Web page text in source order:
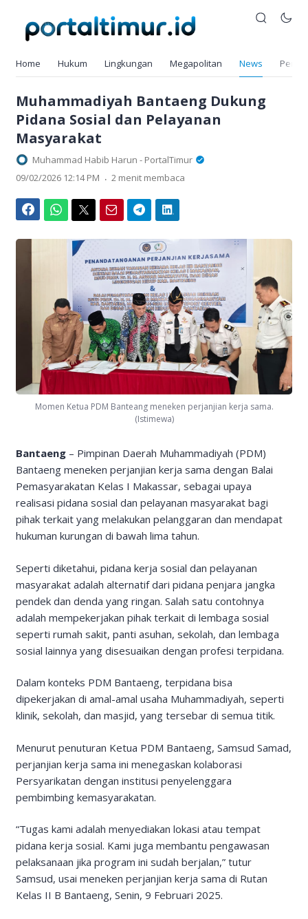
Home Hukum Lingkungan Megapolitan News
Muhammadiyah Bantaeng Dukung
Pidana Sosial dan Pelayanan
Masyarakat
Muhammad Habib Harun - PortalTimur
09/02/2026 12:14 PM . 2 menit membaca
Momen Ketua PDM Banteang meneken perjanjian kerja sama.
(Istimewa)
Bantaeng – Pimpinan Daerah Muhammadiyah (PDM)
Bantaeng meneken perjanjian kerja sama dengan Balai
Pemasyarakatan Kelas I Makassar, sebagai upaya
realisasi pidana sosial dan pelayanan masyarakat bagi
pihak terkait yang melakukan pelanggaran dan mendapat
hukuman kurungan di bawah lima tahun.
Seperti diketahui, pidana kerja sosial dan pelayanan
masyarakat adalah alternatif dari pidana penjara jangka
pendek dan denda yang ringan. Salah satu contohnya
adalah mempekerjakan pihak terkait di lembaga sosial
seperti rumah sakit, panti asuhan, sekolah, dan lembaga
sosial lainnya yang disesuaikan dengan profesi terpidana.
Dalam konteks PDM Bantaeng, terpidana bisa
dipekerjakan di amal-amal usaha Muhammadiyah, seperti
klinik, sekolah, dan masjid, yang tersebar di semua titik.
Menurut penuturan Ketua PDM Bantaeng, Samsud Samad,
perjanjian kerja sama ini menegaskan kolaborasi
Persyarikatan dengan institusi penyelenggara
pembimbing kemasyarakatan.
“Tugas kami adalah menyediakan lokasi atau tempat
pidana kerja sosial. Kami juga membantu pengawasan
pelaksanaan jika program ini sudah berjalan,” tutur
Samsud, usai meneken perjanjian kerja sama di Rutan
Kelas II B Bantaeng, Senin, 9 Februari 2025.